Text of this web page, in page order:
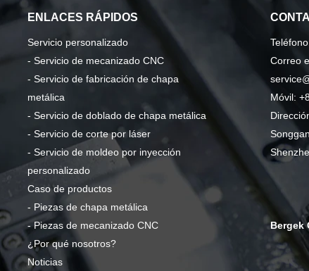
ENLACES RÁPIDOS
Servicio personalizado
- Servicio de mecanizado CNC
- Servicio de fabricación de chapa
metálica
- Servicio de doblado de chapa metálica
- Servicio de corte por láser
- Servicio de moldeo por inyección
personalizado
Caso de productos
- Piezas de chapa metálica
-Piezas de mecanizado CNC
¿Por qué nosotros?
Noticias
Correo
Móvil:
Bergek